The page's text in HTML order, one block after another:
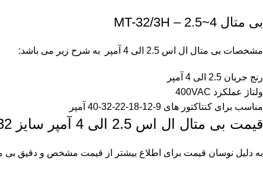
بی متال MT-32/3H – 2.5~4
مشخصات بی متال ال اس 2.5 الی 4 آمپر به شرح زیر می باشد:
رنج جریان 2.5 الی 4 آمپر
ولتاژ عملکرد 400VAC
مناسب برای کنتاکتور های 9-12-18-22-32-40 آمپر
قیمت بی متال ال اس 2.5 الی 4 آمپر سایز MT-32
به دلیل نوسان قیمت برای اطلاع بیشتر از قیمت مشخص و دقیق بی متال ال اس 2.5 الی 4 آمپر، با شماره های موجود در سایت تماس